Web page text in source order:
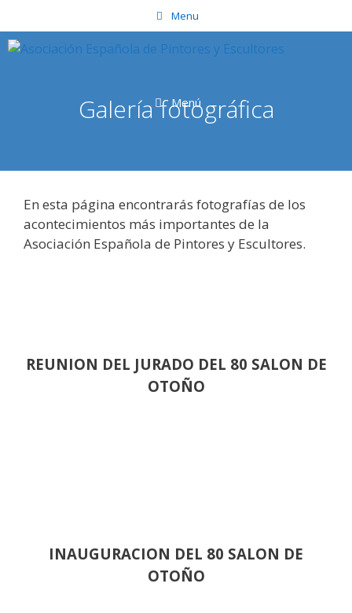
al
contenido
Menu
Menú
Galería fotográfica
En esta página encontrarás fotografías de los
acontecimientos más importantes de la
Asociación Española de Pintores y Escultores.
REUNION DEL JURADO DEL 80 SALON DE
OTOÑO
INAUGURACION DEL 80 SALON DE
OTOÑO